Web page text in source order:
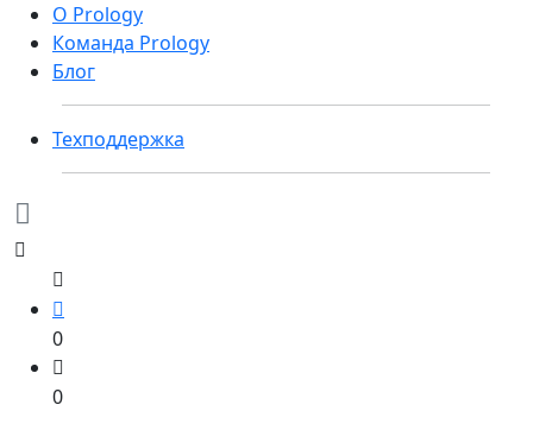
О Prology
Команда Prology
Блог
Техподдержка
0
0